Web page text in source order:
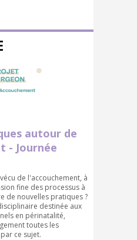
autour de
- Journée
de l'accouchement, à
fine des processus à
de nouvelles pratiques ?
destinée aux
en périnatalité,
toutes les
ce sujet.